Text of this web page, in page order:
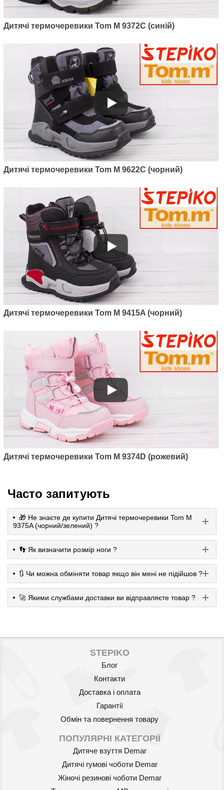
Дитячі термочеревики Tom M 9372С (синій)
Дитячі термочеревики Tom M 9622C (чорний)
Дитячі термочеревики Tom M 9415A (чорний)
Дитячі термочеревики Tom M 9374D (рожевий)
Часто запитують
🎁 Не знаєте де купити Дитячі термочеревики Tom M
9375A (чорний/зелений) ?
👣 Як визначити розмір ноги ?
🔃 Чи можна обміняти товар якщо він мені не підійшов ?
🚀 Якими службами доставки ви відправляєте товар ?
STEPIKO
Блог
Контакти
Доставка і оплата
Гарантії
Обмін та повернення товару
ПОПУЛЯРНІ КАТЕГОРІЇ
Дитяче взуття Demar
Дитячі гумові чоботи Demar
Жіночі резинові чоботи Demar